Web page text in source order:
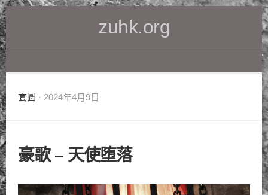
Skip
to
content
zuhk.org
套圖 · 2024年4月9日
豪歌 – 天使堕落